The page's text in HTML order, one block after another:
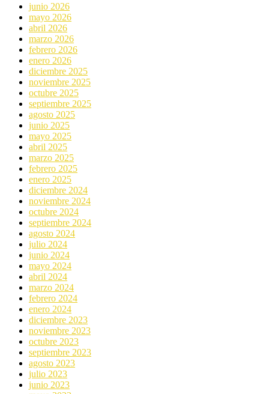
junio 2026
mayo 2026
abril 2026
marzo 2026
febrero 2026
enero 2026
diciembre 2025
noviembre 2025
octubre 2025
septiembre 2025
agosto 2025
junio 2025
mayo 2025
abril 2025
marzo 2025
febrero 2025
enero 2025
diciembre 2024
noviembre 2024
octubre 2024
septiembre 2024
agosto 2024
julio 2024
junio 2024
mayo 2024
abril 2024
marzo 2024
febrero 2024
enero 2024
diciembre 2023
noviembre 2023
octubre 2023
septiembre 2023
agosto 2023
julio 2023
junio 2023